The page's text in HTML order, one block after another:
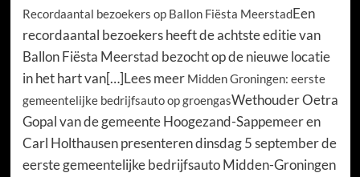
Recordaantal bezoekers op Ballon Fiësta MeerstadEen
recordaantal bezoekers heeft de achtste editie van
Ballon Fiësta Meerstad bezocht op de nieuwe locatie
in het hart van[…]Lees meer Midden Groningen: eerste
gemeentelijke bedrijfsauto op groengasWethouder Oetra
Gopal van de gemeente Hoogezand-Sappemeer en
Carl Holthausen presenteren dinsdag 5 september de
eerste gemeentelijke bedrijfsauto Midden-Groningen